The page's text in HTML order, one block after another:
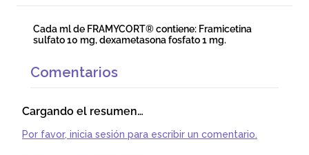
Cada ml de FRAMYCORT® contiene: Framicetina
sulfato 10 mg, dexametasona fosfato 1 mg.
Comentarios
Cargando el resumen…
Por favor, inicia sesión para escribir un comentario.